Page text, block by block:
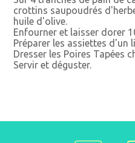
crottins saupoudrés
huile d'olive.
Enfourner et laisser dorer
Préparer les assiettes d'un
Dresser les Poires Tapées
Servir et déguster.